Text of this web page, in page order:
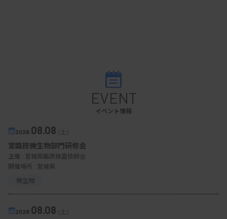
EVENT
イベント情報
2026. 08.08（土）
宮臨技微生物部門研修会
主催 : 宮城県臨床検査技師会
開催場所 : 宮城県
微生物
2026. 08.08（土）